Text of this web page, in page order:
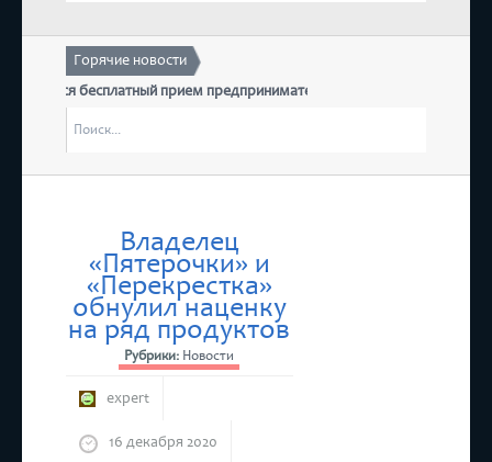
Горячие новости
бесплатный прием предпринимателей
“Дни Ассамблеи женщин-руководителей в Татарстане”
4
бесплатный прием предпринимателей
Владелец
«Пятерочки» и
«Перекрестка»
обнулил наценку
на ряд продуктов
Рубрики: Новости
expert
16 декабря 2020